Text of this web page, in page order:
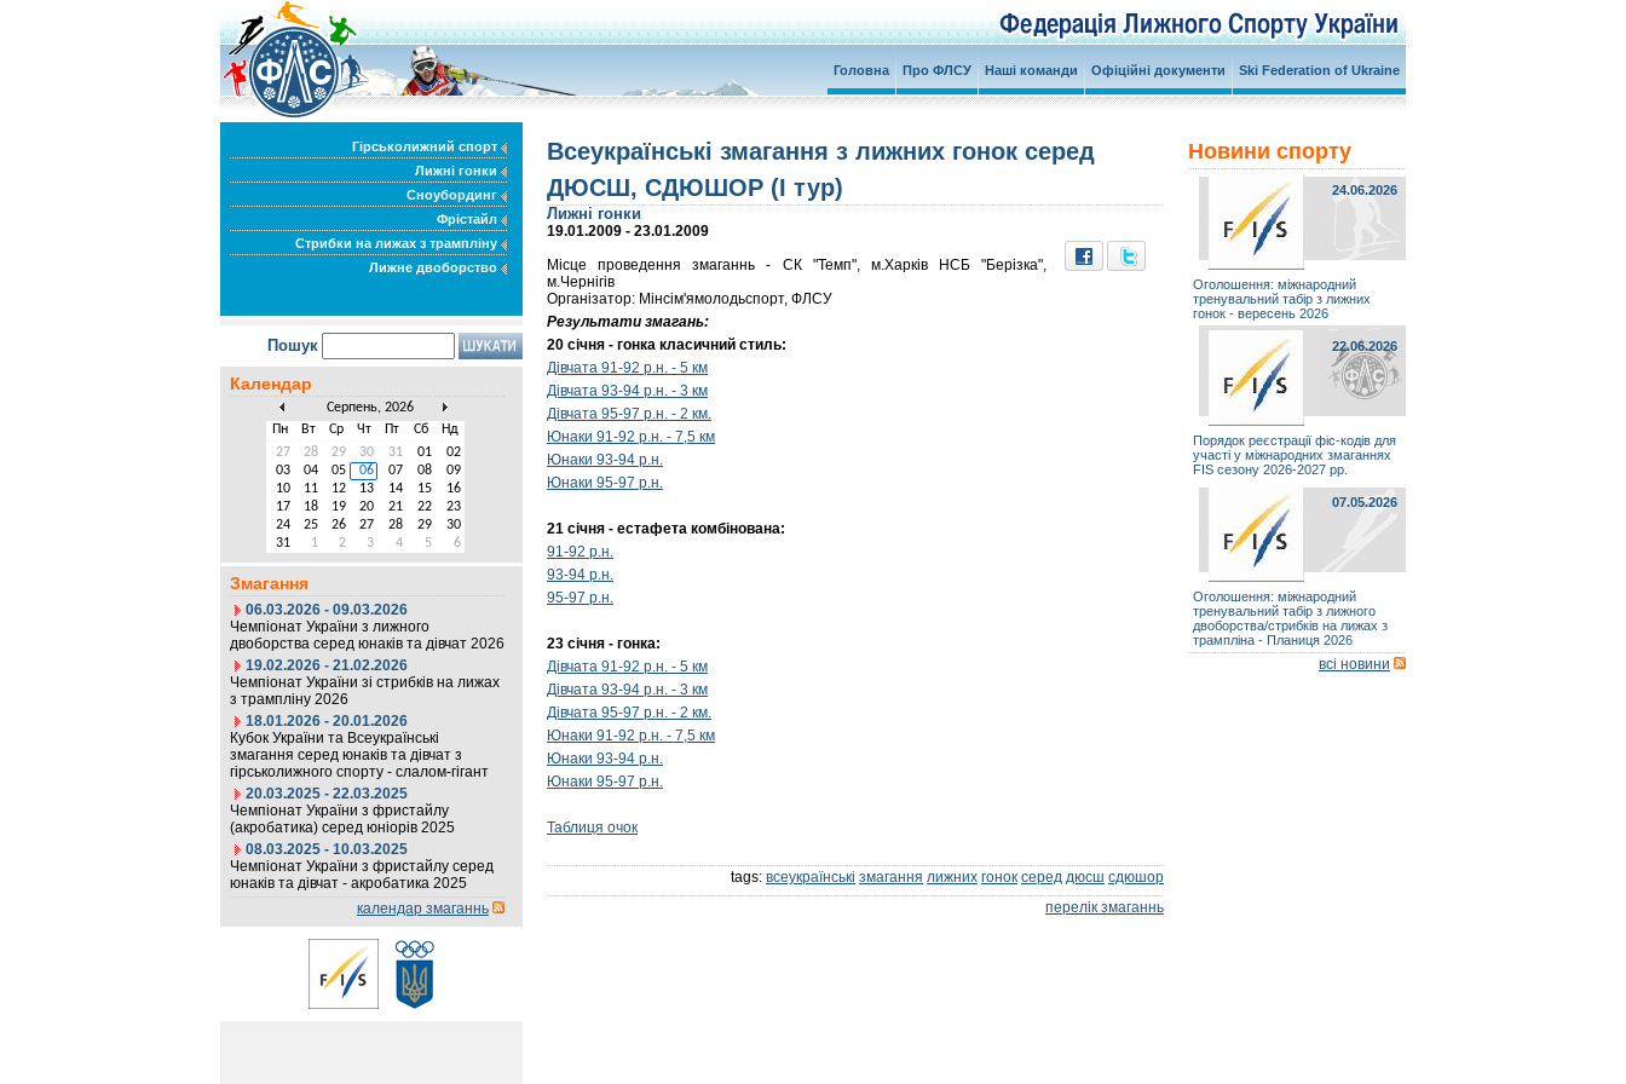
Головна Про ФЛСУ Наші команди Офіційні документи Ski Federation of Ukraine
Гірськолижний спорт
Лижні гонки
Сноубординг
Фрістайл
Стрибки на лижах з трампліну
Лижне двоборство
Пошук
Календар
Серпень, 2026
Пн
Вт Ср Чт Пт Сб
Нд
27
28 29 30 31 01
02
03
04 05 06 07 08
09
10
11 12 13 14 15
16
17
18 19 20 21 22
23
24
25 26 27 28 29
30
31
1 2 3 4 5 6
Змагання
06.03.2026 - 09.03.2026
Чемпіонат України з лижного
двоборства серед юнаків та дівчат 2026
19.02.2026 - 21.02.2026
Чемпіонат України зі стрибків на лижах
з трампліну 2026
18.01.2026 - 20.01.2026
Кубок України та Всеукраїнські
змагання серед юнаків та дівчат з
гірськолижного спорту - слалом-гігант
20.03.2025 - 22.03.2025
Чемпіонат України з фристайлу
(акробатика) серед юніорів 2025
08.03.2025 - 10.03.2025
Чемпіонат України з фристайлу серед
юнаків та дівчат - акробатика 2025
календар змаганнь
Всеукраїнські змагання з лижних гонок серед
ДЮСШ, СДЮШОР (І тур)
Лижні гонки
19.01.2009 - 23.01.2009
Місце проведення змаганнь - СК "Темп", м.Харків НСБ "Берізка",
м.Чернігів
Організатор: Мінсім'ямолодьспорт, ФЛСУ
Результати змагань:
20 січня - гонка класичний стиль:
Дівчата 91-92 р.н. - 5 км
Дівчата 93-94 р.н. - 3 км
Дівчата 95-97 р.н. - 2 км.
Юнаки 91-92 р.н. - 7,5 км
Юнаки 93-94 р.н.
Юнаки 95-97 р.н.
21 січня - естафета комбінована:
91-92 р.н.
93-94 р.н.
95-97 р.н.
23 січня - гонка:
Дівчата 91-92 р.н. - 5 км
Дівчата 93-94 р.н. - 3 км
Дівчата 95-97 р.н. - 2 км.
Юнаки 91-92 р.н. - 7,5 км
Юнаки 93-94 р.н.
Юнаки 95-97 р.н.
Таблиця очок
tags: всеукраїнські змагання лижних гонок серед дюсш сдюшор
перелік змаганнь
Новини спорту
24.06.2026
Оголошення: міжнародний
тренувальний табір з лижних
гонок - вересень 2026
22.06.2026
Порядок реєстрації фіс-кодів для
участі у міжнародних змаганнях
FIS сезону 2026-2027 рр.
07.05.2026
Оголошення: міжнародний
тренувальний табір з лижного
двоборства/стрибків на лижах з
трампліна - Планиця 2026
всі новини